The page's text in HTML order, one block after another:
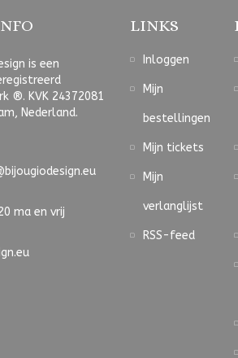
is een
®. KVK 24372081
Nederland.
ma en vrij
LINKS
Inloggen
Mijn
bestellingen
Mijn tickets
Mijn
verlanglijst
RSS-feed